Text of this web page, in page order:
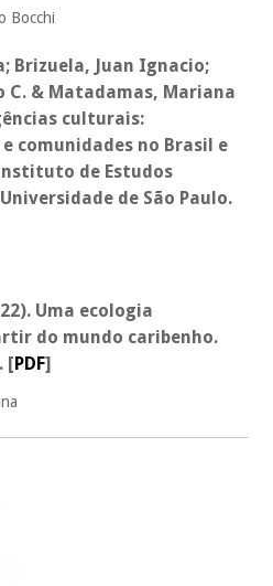
Bocchi
Brizuela, Juan Ignacio;
C. & Matadamas, Mariana
culturais:
comunidades no Brasil e
de Estudos
de São Paulo.
Uma ecologia
do mundo caribenho.
[ PDF]